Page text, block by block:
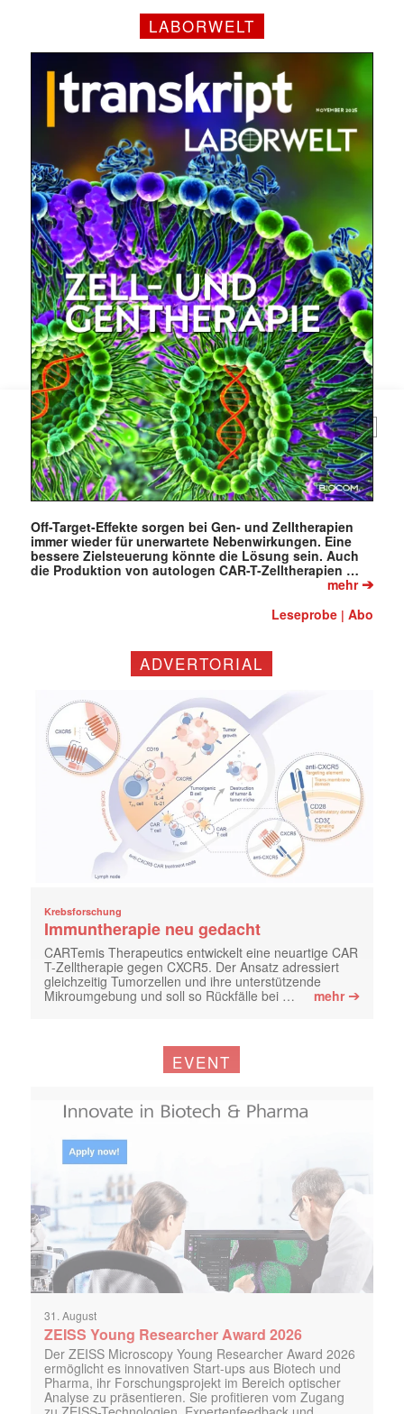
Mit dem |transkript-Newsletter
jede Woche aktuell informiert.
E-
Mail
(erforderlich)
LABORWELT
Off-Target-Effekte sorgen bei Gen- und Zelltherapien
immer wieder für unerwartete Nebenwirkungen. Eine
bessere Zielsteuerung könnte die Lösung sein. Auch
die Produktion von autologen CAR-T-Zelltherapien …
mehr➔
Leseprobe |Abo
ADVERTORIAL
Krebsforschung
Immuntherapie neu gedacht
CARTemis Therapeutics entwickelt eine neuartige CAR
T-Zelltherapie gegen CXCR5. Der Ansatz adressiert
gleichzeitig Tumorzellen und ihre unterstützende
Mikroumgebung und soll so Rückfälle bei …
mehr➔
EVENT
31. August
ZEISS Young Researcher Award 2026
Der ZEISS Microscopy Young Researcher Award 2026
ermöglicht es innovativen Start-ups aus Biotech und
Pharma, ihr Forschungsprojekt im Bereich optischer
Analyse zu präsentieren. Sie profitieren vom Zugang